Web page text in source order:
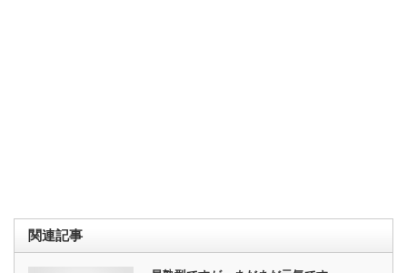
関連記事